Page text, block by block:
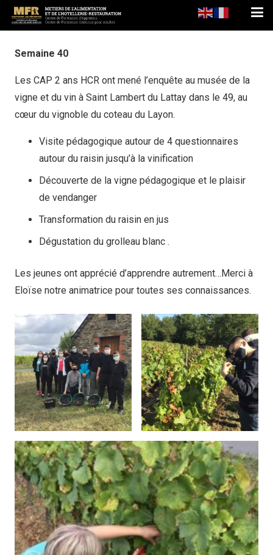
Semaine 40
Les CAP 2 ans HCR ont mené l’enquête au musée de la
vigne et du vin à Saint Lambert du Lattay dans le 49, au
cœur du vignoble du coteau du Layon.
Visite pédagogique autour de 4 questionnaires
autour du raisin jusqu’à la vinification
Découverte de la vigne pédagogique et le plaisir
de vendanger
Transformation du raisin en jus
Dégustation du grolleau blanc .
Les jeunes ont apprécié d’apprendre autrement…Merci à
Eloïse notre animatrice pour toutes ses connaissances.